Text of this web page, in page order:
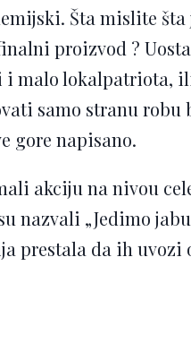
Šta mislite šta
proizvod ?
i malo lokalpatriota,
samo stranu robu
gore napisano.
akciju na nivou
nazvali „Jedimo
prestala da ih uvozi